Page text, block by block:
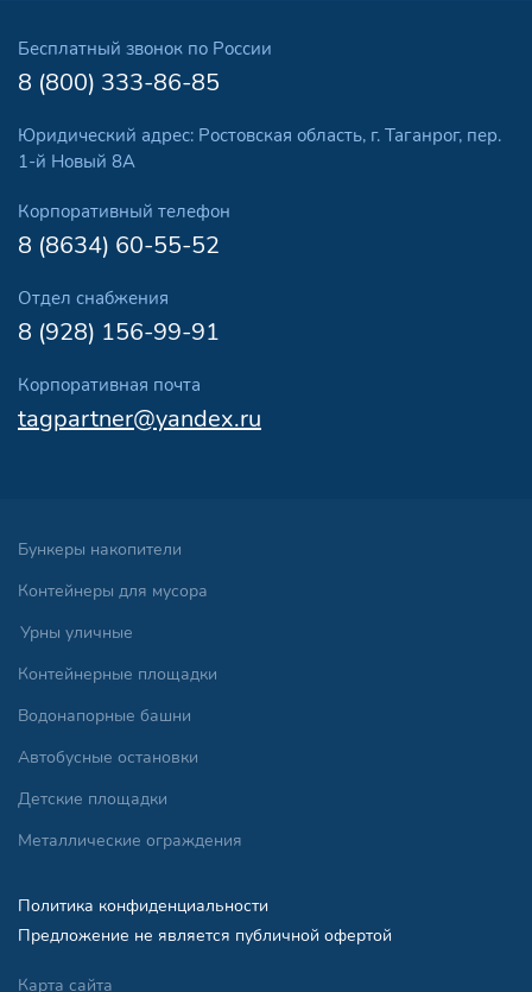
Бесплатный звонок по России
8 (800) 333-86-85
Юридический адрес: Ростовская область, г. Таганрог, пер.
1-й Новый 8А
Корпоративный телефон
8 (8634) 60-55-52
Отдел снабжения
8 (928) 156-99-91
Корпоративная почта
tagpartner@yandex.ru
Бункеры накопители
Контейнеры для мусора
Урны уличные
Контейнерные площадки
Водонапорные башни
Автобусные остановки
Детские площадки
Металлические ограждения
Политика конфиденциальности
Предложение не является публичной офертой
Карта сайта